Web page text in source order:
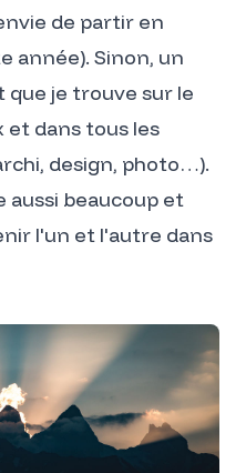
de partir en
année). Sinon, un
que je trouve sur le
et dans tous les
design, photo…).
beaucoup et
l'un et l'autre dans